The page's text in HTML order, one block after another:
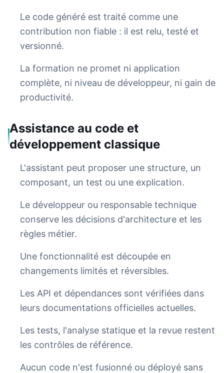
Le code généré est traité comme une
contribution non fiable : il est relu, testé et
versionné.
La formation ne promet ni application
complète, ni niveau de développeur, ni gain de
productivité.
Assistance au code et
développement classique
L'assistant peut proposer une structure, un
composant, un test ou une explication.
Le développeur ou responsable technique
conserve les décisions d'architecture et les
règles métier.
Une fonctionnalité est découpée en
changements limités et réversibles.
Les API et dépendances sont vérifiées dans
leurs documentations officielles actuelles.
Les tests, l'analyse statique et la revue restent
les contrôles de référence.
Aucun code n'est fusionné ou déployé sans